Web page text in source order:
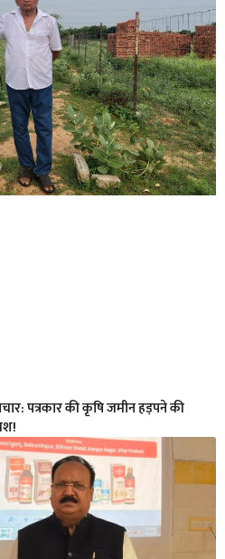
पत्रकार की कृषि जमीन हड़पने की